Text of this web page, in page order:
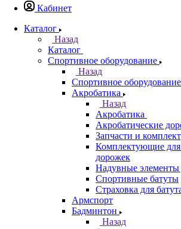
Кабинет
Каталог
Назад
Каталог
Спортивное оборудование
Назад
Спортивное оборудование
Акробатика
Назад
Акробатика
Акробатические
Запчасти и
Комплектующие для
дорожек
Надувные элементы
Спортивные батуты
Страховка для
Армспорт
Бадминтон
Назад